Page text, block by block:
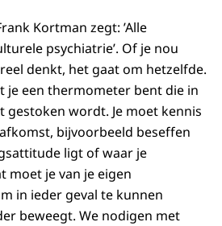
Kortman zegt: ’Alle
psychiatrie’. Of je nou
denkt, het gaat om hetzelfde.
je een thermometer bent die in
gestoken wordt. Je moet kennis
bijvoorbeeld beseffen
ligt of waar je
moet je van je eigen
in ieder geval te kunnen
beweegt. We nodigen met